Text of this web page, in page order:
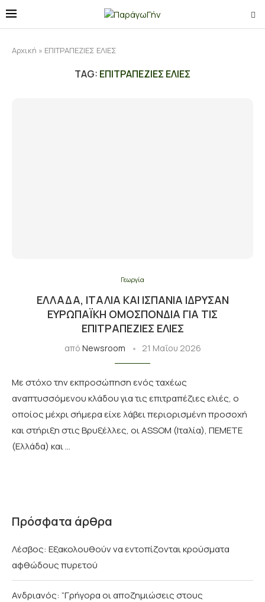
Αρχική » ΕΠΙΤΡΑΠΕΖΙΕΣ ΕΛΙΕΣ
TAG: ΕΠΙΤΡΑΠΕΖΙΕΣ ΕΛΙΕΣ
Γεωργία
ΕΛΛΆΔΑ, ΙΤΑΛΊΑ ΚΑΙ ΙΣΠΑΝΊΑ ΊΔΡΥΣΑΝ
ΕΥΡΩΠΑΪΚΉ ΟΜΟΣΠΟΝΔΊΑ ΓΙΑ ΤΙΣ
ΕΠΙΤΡΑΠΈΖΙΕΣ ΕΛΙΈΣ
από Newsroom 21 Μαΐου 2026
Με στόχο την εκπροσώπηση ενός ταχέως
αναπτυσσόμενου κλάδου για τις επιτραπέζιες ελιές, ο
οποίος μέχρι σήμερα είχε λάβει περιορισμένη προσοχή
και στήριξη στις Βρυξέλλες, οι ASSOM (Ιταλία), ΠΕΜΕΤΕ
(Ελλάδα) και …
Πρόσφατα άρθρα
Λέσβος: Εξακολουθούν να εντοπίζονται κρούσματα
αφθώδους πυρετού
Ανδριανός: “Γρήγορα οι αποζημιώσεις στους